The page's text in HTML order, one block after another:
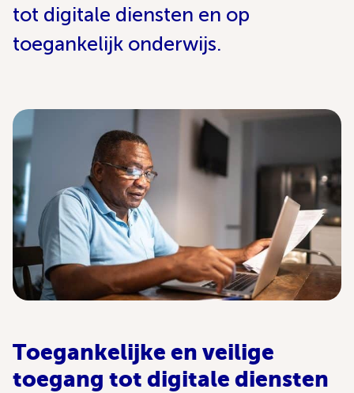
tot digitale diensten en op
toegankelijk onderwijs.
Toegankelijke en veilige
toegang tot digitale diensten